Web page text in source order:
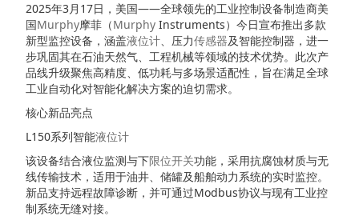
2025年3月17日，美国——全球领先的工业控制设备制造商美
国Murphy摩菲（Murphy Instruments）今日宣布推出多款
新型监控设备，涵盖液位计、压力传感器及智能控制器，进一
步巩固其在石油天然气、工程机械等领域的技术优势。此次产
品线升级聚焦高精度、低功耗与多场景适配性，旨在满足全球
工业自动化对智能化解决方案的迫切需求。
核心新品亮点
L150系列智能液位计
该设备结合液位监测与下限位开关功能，采用抗腐蚀材质与无
线传输技术，适用于油井、储罐及船舶动力系统的实时监控。
新品支持远程故障诊断，并可通过Modbus协议与现有工业控
制系统无缝对接。